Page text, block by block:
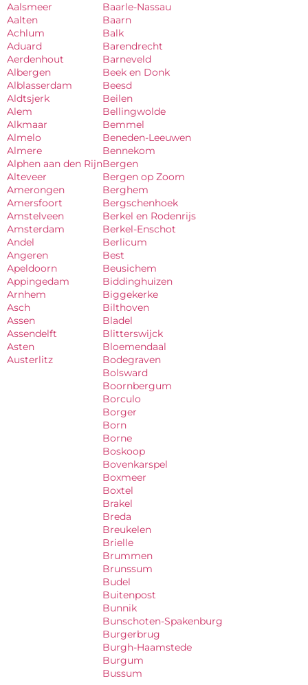
Aalsmeer
Aalten
Achlum
Aduard
Aerdenhout
Albergen
Alblasserdam
Aldtsjerk
Alem
Alkmaar
Almelo
Almere
Alphen aan den Rijn
Alteveer
Amerongen
Amersfoort
Amstelveen
Amsterdam
Andel
Angeren
Apeldoorn
Appingedam
Arnhem
Asch
Assen
Assendelft
Asten
Austerlitz
Baarle-Nassau
Baarn
Balk
Barendrecht
Barneveld
Beek en Donk
Beesd
Beilen
Bellingwolde
Bemmel
Beneden-Leeuwen
Bennekom
Bergen
Bergen op Zoom
Berghem
Bergschenhoek
Berkel en Rodenrijs
Berkel-Enschot
Berlicum
Best
Beusichem
Biddinghuizen
Biggekerke
Bilthoven
Bladel
Blitterswijck
Bloemendaal
Bodegraven
Bolsward
Boornbergum
Borculo
Borger
Born
Borne
Boskoop
Bovenkarspel
Boxmeer
Boxtel
Brakel
Breda
Breukelen
Brielle
Brummen
Brunssum
Budel
Buitenpost
Bunnik
Bunschoten-Spakenburg
Burgerbrug
Burgh-Haamstede
Burgum
Bussum